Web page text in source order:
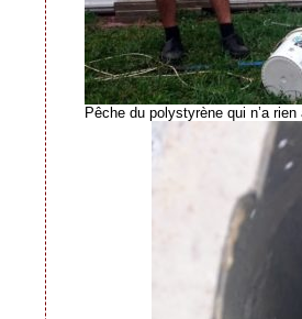
Pêche du polystyrène qui n’a